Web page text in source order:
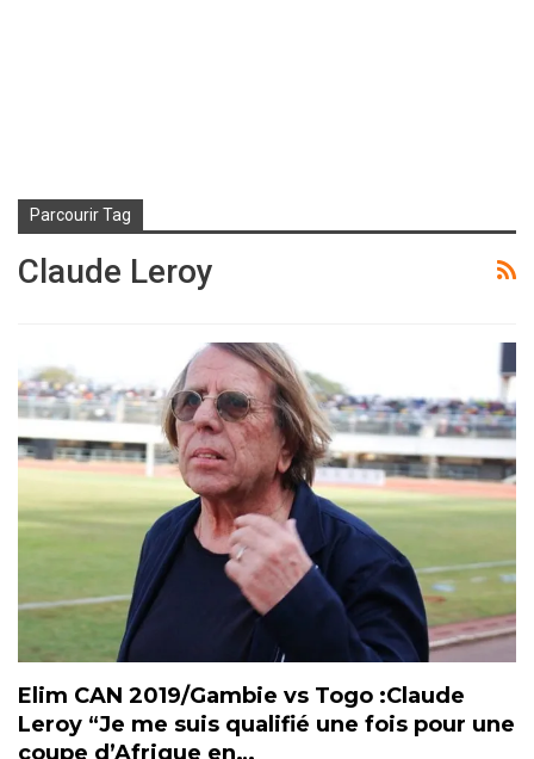
Parcourir Tag
Claude Leroy
Elim CAN 2019/Gambie vs Togo :Claude
Leroy “Je me suis qualifié une fois pour une
coupe d’Afrique en…